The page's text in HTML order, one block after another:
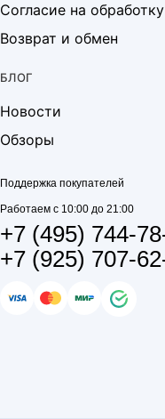
Согласие на
Возврат и обмен
БЛОГ
Новости
Обзоры
Поддержка покупателей
Работаем с 10:00 до 21:00
+7 (495) 744-
+7 (925) 707-